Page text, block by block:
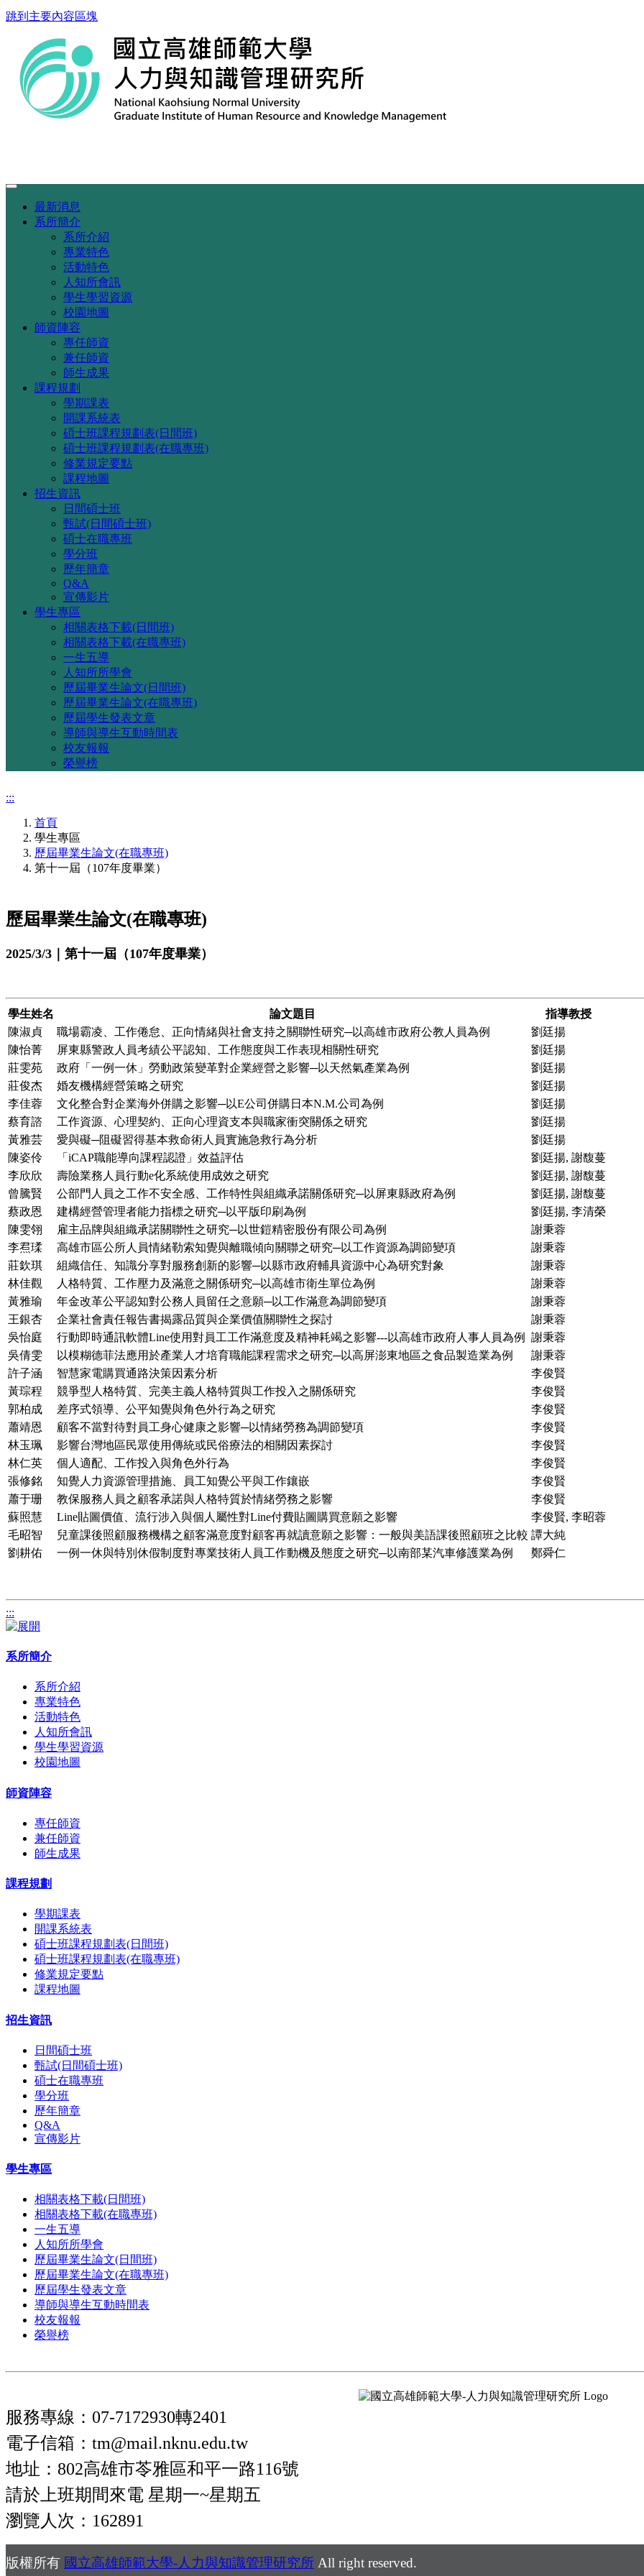
跳到主要內容區塊
最新消息
系所簡介
系所介紹
專業特色
活動特色
人知所會訊
學生學習資源
校園地圖
師資陣容
專任師資
兼任師資
師生成果
課程規劃
學期課表
開課系統表
碩士班課程規劃表(日間班)
碩士班課程規劃表(在職專班)
修業規定要點
課程地圖
招生資訊
日間碩士班
甄試(日間碩士班)
碩士在職專班
學分班
歷年簡章
Q&A
宣傳影片
學生專區
相關表格下載(日間班)
相關表格下載(在職專班)
一生五導
人知所所學會
歷屆畢業生論文(日間班)
歷屆畢業生論文(在職專班)
歷屆學生發表文章
導師與導生互動時間表
校友報報
榮譽榜
:::
首頁
學生專區
歷屆畢業生論文(在職專班)
第十一屆（107年度畢業）
歷屆畢業生論文(在職專班)
2025/3/3｜第十一屆（107年度畢業）
學生姓名 論文題目
指導教授
陳淑貞
職場霸凌、工作倦怠、正向情緒與社會支持之關聯性研究─以高雄市政府公教人員為例
劉廷揚
陳怡菁
屏東縣警政人員考績公平認知、工作態度與工作表現相關性研究
劉廷揚
莊雯苑
政府「一例一休」勞動政策變革對企業經營之影響─以天然氣產業為例
劉廷揚
莊俊杰
婚友機構經營策略之研究
劉廷揚
李佳蓉
文化整合對企業海外併購之影響─以E公司併購日本N.M.公司為例
劉廷揚
蔡育諮
工作資源、心理契約、正向心理資支本與職家衝突關係之研究
劉廷揚
黃雅芸
愛與礙─阻礙習得基本救命術人員實施急救行為分析
劉廷揚
陳姿伶
「iCAP職能導向課程認證」效益評估
劉廷揚, 謝馥蔓
李欣欣
壽險業務人員行動e化系統使用成效之研究
劉廷揚, 謝馥蔓
曾騰賢
公部門人員之工作不安全感、工作特性與組織承諾關係研究─以屏東縣政府為例
劉廷揚, 謝馥蔓
蔡政恩
建構經營管理者能力指標之研究─以平版印刷為例
劉廷揚, 李清榮
陳雯翎
雇主品牌與組織承諾關聯性之研究─以世鎧精密股份有限公司為例
謝秉蓉
李焄瑈
高雄市區公所人員情緒勒索知覺與離職傾向關聯之研究─以工作資源為調節變項
謝秉蓉
莊欽琪
組織信任、知識分享對服務創新的影響─以縣市政府輔具資源中心為研究對象
謝秉蓉
林佳觀
人格特質、工作壓力及滿意之關係研究─以高雄市衛生單位為例
謝秉蓉
黃雅瑜
年金改革公平認知對公務人員留任之意願─以工作滿意為調節變項
謝秉蓉
王銀杏
企業社會責任報告書揭露品質與企業價值關聯性之探討
謝秉蓉
吳怡庭
行動即時通訊軟體Line使用對員工工作滿意度及精神耗竭之影響---以高雄市政府人事人員為例
謝秉蓉
吳倩雯
以模糊德菲法應用於產業人才培育職能課程需求之研究─以高屏澎東地區之食品製造業為例
謝秉蓉
許子涵
智慧家電購買通路決策因素分析
李俊賢
黃琮程
競爭型人格特質、完美主義人格特質與工作投入之關係研究
李俊賢
郭柏成
差序式領導、公平知覺與角色外行為之研究
李俊賢
蕭靖恩
顧客不當對待對員工身心健康之影響─以情緒勞務為調節變項
李俊賢
林玉珮
影響台灣地區民眾使用傳統或民俗療法的相關因素探討
李俊賢
林仁英
個人適配、工作投入與角色外行為
李俊賢
張修銘
知覺人力資源管理措施、員工知覺公平與工作鑲嵌
李俊賢
蕭于珊
教保服務人員之顧客承諾與人格特質於情緒勞務之影響
李俊賢
蘇照慧
Line貼圖價值、流行涉入與個人屬性對Line付費貼圖購買意願之影響
李俊賢, 李昭蓉
毛昭智
兒童課後照顧服務機構之顧客滿意度對顧客再就讀意願之影響：一般與美語課後照顧班之比較 譚大純
劉耕佑
一例一休與特別休假制度對專業技術人員工作動機及態度之研究─以南部某汽車修護業為例 鄭舜仁
:::
系所簡介
系所介紹
專業特色
活動特色
人知所會訊
學生學習資源
校園地圖
師資陣容
專任師資
兼任師資
師生成果
課程規劃
學期課表
開課系統表
碩士班課程規劃表(日間班)
碩士班課程規劃表(在職專班)
修業規定要點
課程地圖
招生資訊
日間碩士班
甄試(日間碩士班)
碩士在職專班
學分班
歷年簡章
Q&A
宣傳影片
學生專區
相關表格下載(日間班)
相關表格下載(在職專班)
一生五導
人知所所學會
歷屆畢業生論文(日間班)
歷屆畢業生論文(在職專班)
歷屆學生發表文章
導師與導生互動時間表
校友報報
榮譽榜
服務專線：07-7172930轉2401
電子信箱：tm@mail.nknu.edu.tw
地址：802高雄市苓雅區和平一路116號
請於上班期間來電 星期一~星期五
瀏覽人次：162891
版權所有 國立高雄師範大學-人力與知識管理研究所 All right reserved.